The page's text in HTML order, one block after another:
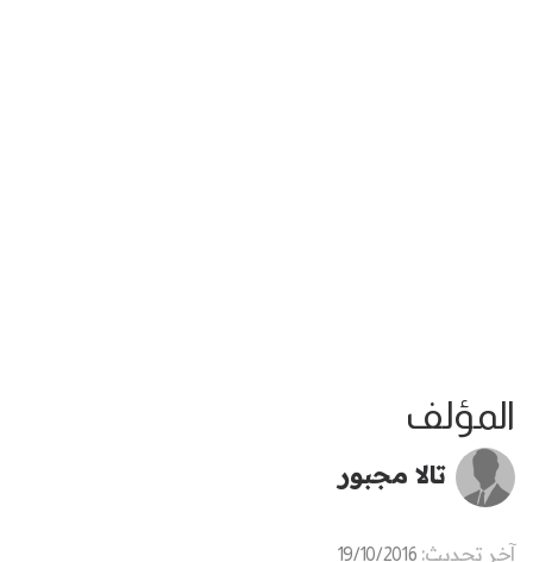
المؤلف
تالا مجبور
آخر تحديث: 19/10/2016